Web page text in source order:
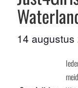
14 augustus